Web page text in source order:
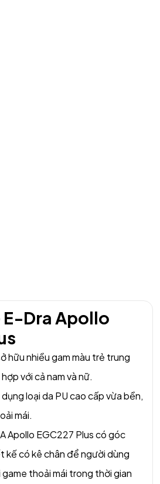
E-Dra Apollo
hữu nhiều gam màu trẻ trung
với cả nam và nữ.
loại da PU cao cấp vừa bền,
mái.
Apollo EGC227 Plus có góc
kế có kê chân để người dùng
game thoải mái trong thời gian